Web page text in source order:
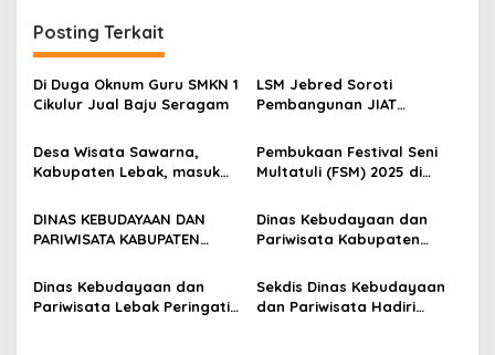
Posting Terkait
Di Duga Oknum Guru SMKN 1
Cikulur Jual Baju Seragam
LSM Jebred Soroti
Pembangunan JIAT
di duga Asal Jadi
Desa Wisata Sawarna,
Kabupaten Lebak, masuk
Indonesia Awards (WIA)
2025 Kemenpar RI
Pembukaan Festival Seni
Multatuli (FSM) 2025 di
Ngarengkong
DINAS KEBUDAYAAN DAN
PARIWISATA KABUPATEN
PEMBUKAAN FESTIVAL SENI
MULTATULI 2025
Dinas Kebudayaan dan
Pariwisata Kabupaten
Bhayangkara Ke-79 di
Provinsi Banten
Dinas Kebudayaan dan
Pariwisata Lebak Peringati
Sekdis Dinas Kebudayaan
dan Pariwisata Hadiri